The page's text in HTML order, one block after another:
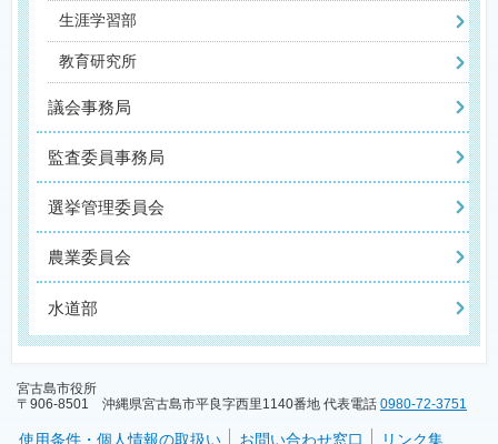
生涯学習部
教育研究所
議会事務局
監査委員事務局
選挙管理委員会
農業委員会
水道部
宮古島市役所
〒906-8501 沖縄県宮古島市平良字西里1140番地 代表電話 0980-72-3751
使用条件・個人情報の取扱い お問い合わせ窓口 リンク集